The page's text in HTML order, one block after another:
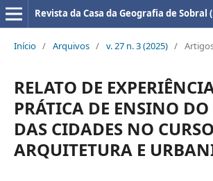
Revista da Casa da Geografia de Sobral
Início / Arquivos / v. 27 n. 3 (2025) /
RELATO DE
PRÁTICA DE ENSINO DO
DAS CIDADES NO
ARQUITETURA E